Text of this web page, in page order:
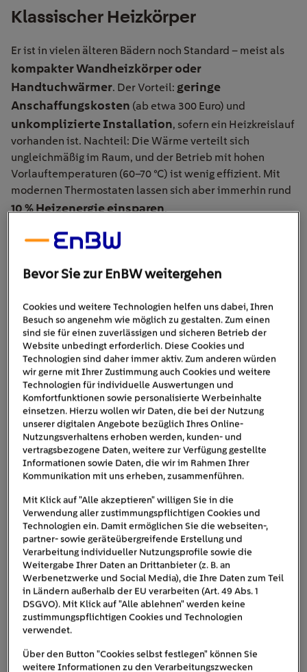
Klassischer Heizkörper
Er ist in vielen älteren Bädern noch Standard – meist als
kompakter Wandheizkörper oder
Handtuchwärmer. Der Vorteil: geringe
Anschaffungskosten (ab etwa 300 Euro) und
unkomplizierte Installation, sofern ein Heizkreislauf
vorhanden ist. Nachteil: Die Wärme verteilt sich
ungleichmäßig im Raum, und der Betrieb mit hohen
Vorlauftemperaturen (60–70 °C) ist wenig effizient. Mit
modernen Thermostaten lassen sich aber immerhin rund
10 % Heizenergie einsparen.
Das Bad zählt zu den wärmsten Räumen im Haus – und damit zu
den energiehungrigsten.
Warmwasser-Fußbodenheizung
Eine Fußbodenheizung sorgt für gleichmäßige
Strahlungswärme und ein angenehmes Barfußgefühl.
Besonders effizient arbeitet sie beiniedrigen
Vorlauftemperaturen von 30–35 °C– ideal in
Kombination mit Wärmepumpe oder Solarthermie. Im
Neubau ist die Installation Standard, im Altbau ebenfalls
möglich, aber etwas aufwendiger. DieKosten liegen
Im Vergleich zu herkömmlichen Heizkörpern lassen sich
Bevor Sie zur EnBW weitergehen
Cookies und weitere Technologien helfen uns dabei, Ihren
Besuch so angenehm wie möglich zu gestalten. Zum einen
sind sie für einen zuverlässigen und sicheren Betrieb der
Website unbedingt erforderlich. Diese Cookies und
Technologien sind daher immer aktiv. Zum anderen würden
wir gerne mit Ihrer Zustimmung auch Cookies und weitere
Technologien für individuelle Auswertungen und
Komfortfunktionen sowie personalisierte Werbeinhalte
einsetzen. Hierzu wollen wir Daten, die bei der Nutzung
unserer digitalen Angebote bezüglich Ihres Online-
Nutzungsverhaltens erhoben werden, kunden- und
vertragsbezogene Daten, weitere zur Verfügung gestellte
Informationen sowie Daten, die wir im Rahmen Ihrer
Kommunikation mit uns erheben, zusammenführen.
Mit Klick auf "Alle akzeptieren" willigen Sie in die
Verwendung aller zustimmungspflichtigen Cookies und
Technologien ein. Damit ermöglichen Sie die webseiten-,
partner- sowie geräteübergreifende Erstellung und
Verarbeitung individueller Nutzungsprofile sowie die
Weitergabe Ihrer Daten an Drittanbieter (z. B. an
Werbenetzwerke und Social Media), die Ihre Daten zum Teil
in Ländern außerhalb der EU verarbeiten (Art. 49 Abs. 1
DSGVO). Mit Klick auf "Alle ablehnen" werden keine
zustimmungspflichtigen Cookies und Technologien
verwendet.
Über den Button "Cookies selbst festlegen" können Sie
weitere Informationen zu den Verarbeitungszwecken